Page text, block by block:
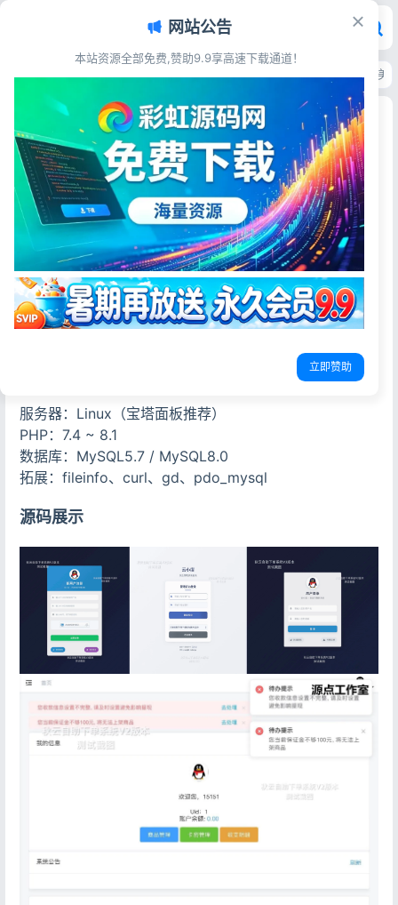
首页>源码资源>发卡系统>秋云自助下单系统最新版V2 彩虹云商城二开美
秋云自助下单系统最新版V2 彩虹云商城二开美化
源码
彩虹源码网
2026-06-29 30阅读
源码简介
基于原版彩虹云商城深度二次开发的发卡/自助下单程序，定
位公益运营发卡站，整体采用极简清新UI重构前后台，适配
虚拟商品、代刷、卡密、分站分销业务。
服务器：Linux（宝塔面板推荐）
PHP：7.4 ~ 8.1
数据库：MySQL5.7 / MySQL8.0
拓展：fileinfo、curl、gd、pdo_mysql
源码展示
网站公告
本站资源全部免费,赞助9.9享高速下载通道！
立即赞助